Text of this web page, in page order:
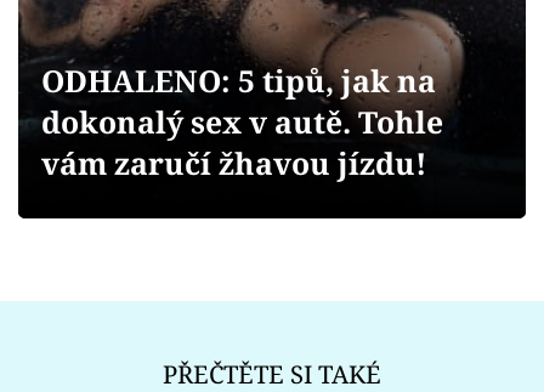
Videa
Sledujte prima+
ODHALENO: 5 tipů, jak na
dokonalý sex v autě. Tohle
vám zaručí žhavou jízdu!
PŘEČTĚTE SI TAKÉ